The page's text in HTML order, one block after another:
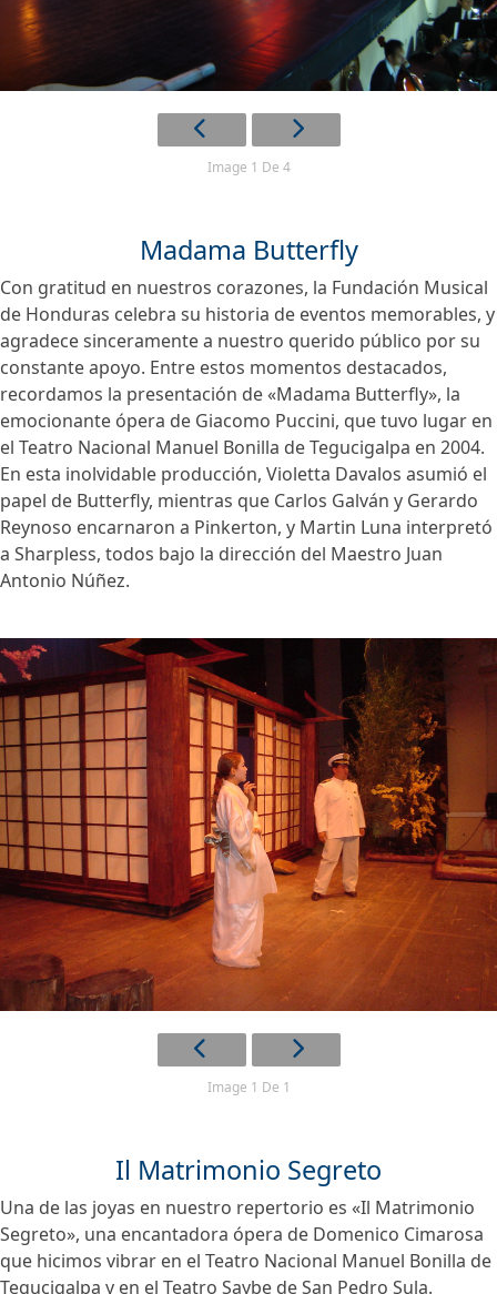
Image 1 De 4
Madama Butterfly
Con gratitud en nuestros corazones, la Fundación Musical
de Honduras celebra su historia de eventos memorables, y
agradece sinceramente a nuestro querido público por su
constante apoyo. Entre estos momentos destacados,
recordamos la presentación de «Madama Butterfly», la
emocionante ópera de Giacomo Puccini, que tuvo lugar en
el Teatro Nacional Manuel Bonilla de Tegucigalpa en 2004.
En esta inolvidable producción, Violetta Davalos asumió el
papel de Butterfly, mientras que Carlos Galván y Gerardo
Reynoso encarnaron a Pinkerton, y Martin Luna interpretó
a Sharpless, todos bajo la dirección del Maestro Juan
Antonio Núñez.
Image 1 De 1
Il Matrimonio Segreto
Una de las joyas en nuestro repertorio es «Il Matrimonio
Segreto», una encantadora ópera de Domenico Cimarosa
que hicimos vibrar en el Teatro Nacional Manuel Bonilla de
Tegucigalpa y en el Teatro Saybe de San Pedro Sula.